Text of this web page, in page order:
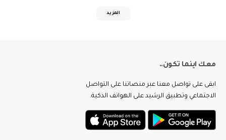
المزيد
معك اينما تكون..
ابقى على تواصل معنا عبر منصاتنا على التواصل
الاجتماعي وتطبيق الرشيد على الهواتف الذكية.